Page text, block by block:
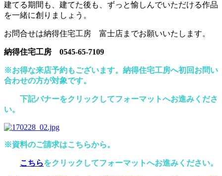
建てる期間も、建てた後も、ずっと愉しんでいただける作品
を一緒に創りましょう。
お問合せは納得住宅工房 富士店までお願いいたします。
納得住宅工房 0545-65-7109
※お得な来店予約もございます。納得住宅工房へ初回お問い
合わせの方が対象です。
下記バナーをクリックしてフォーマットへお進みくださ
い。
※資料のご請求はこちらから。
こちらをクリックしてフォーマットへお進みください。